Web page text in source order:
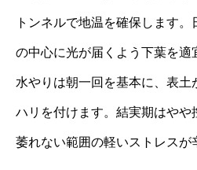
トンネルで地温を確保します
の中心に光が届くよう下葉を適
水やりは朝一回を基本に、表土
ハリを付けます。結実期はやや
萎れない範囲の軽いストレスが